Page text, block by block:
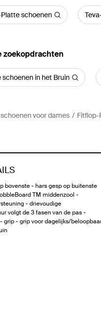
schoenen
zoekopdrachten
in het Bruin
voor dames Fitflop-
bovenste - hars gesp op buitenste
TM middenzool -
- drievoudige
volgt de 3 fasen van de pas -
grip - grip voor dagelijks/